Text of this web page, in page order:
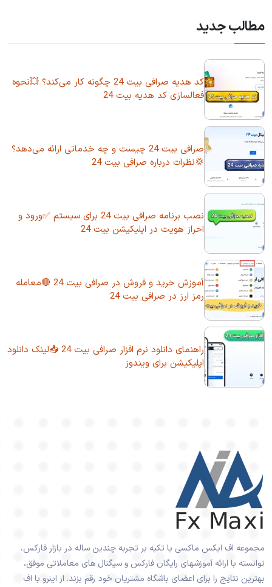
مطالب جدید
کد هدیه صرافی بیت 24 چگونه کار می‌کند؟ 💥نحوه
فعالسازی کد هدیه بیت 24
صرافی بیت 24 چیست و چه خدماتی ارائه می‌دهد؟
💢نظرات درباره صرافی بیت 24
نصب برنامه صرافی بیت 24 برای سیستم ✅ورود و
احراز هویت در اپلیکیشن بیت 24
آموزش خرید و فروش در صرافی بیت 24 🔴معامله
رمز ارز در صرافی بیت 24
راهنمای دانلود نرم افزار صرافی بیت 24 📥لینک دانلود
اپلیکیشن برای ویندوز
مجموعه اف ایکس ماکسی با تکیه بر تجربه چندین ساله در بازار فارکس،
توانسته با ارائه آموزشهای رایگان فارکس و سیگنال های معاملاتی موفق،
بهترین نتایج را برای اعضای باشگاه مشتریان خود رقم بزند. از اینرو با اف